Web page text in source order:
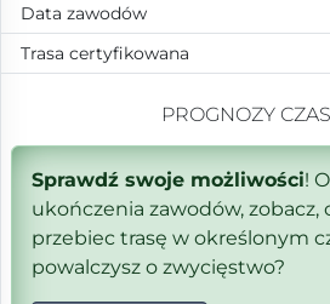
Data zawodów
Trasa certyfikowana
PROGNOZY
Sprawdź swoje możliwości!
ukończenia zawodów, zobacz,
przebiec trasę w określonym
powalczysz o zwycięstwo?